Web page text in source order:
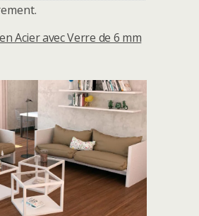
Acier avec Verre de 6 mm